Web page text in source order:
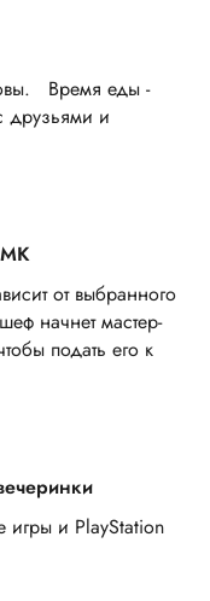
Время еды -
и
МК
от выбранного
начнет мастер-
подать его к
игры и PlayStation